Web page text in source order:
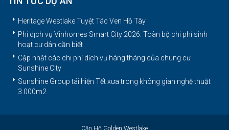
Heritage Westlake Tuyệt Tác Ven Hồ Tây
Phí dịch vụ Vinhomes Smart City 2026: Toàn bộ chi phí sinh
hoạt cư dân cần biết
Cập nhật các chi phí dịch vụ hàng tháng của chung cư
Sunshine City
Sunshine Group tái hiện Tết xưa trong không gian nghệ thuật
3.000m2
Căn Hộ Golden Westlake